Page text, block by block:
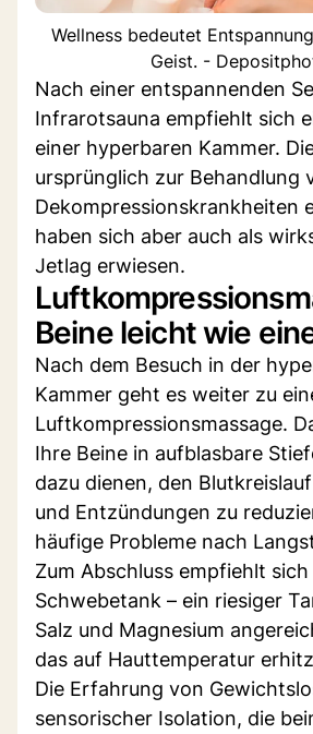
Wellness bedeutet
Geist. -
Nach einer entspannenden
Infrarotsauna empfiehlt sich
einer hyperbaren Kammer.
ursprünglich zur Behandlung
Dekompressionskrankheiten
haben sich aber auch als
Jetlag erwiesen.
Beine leicht wie
Nach dem Besuch in der
Kammer geht es weiter zu
Luftkompressionsmassage.
Ihre Beine in aufblasbare
dazu dienen, den
und Entzündungen zu
häufige Probleme nach
Zum Abschluss empfiehlt
Schwebetank – ein riesiger
Salz und Magnesium
das auf Hauttemperatur
Die Erfahrung von
sensorischer Isolation, die